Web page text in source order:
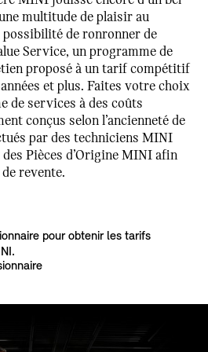
multitude de plaisir au
de ronronner de
Service, un programme de
proposé à un tarif compétitif
et plus. Faites votre choix
de services à des coûts
conçus selon l’ancienneté de
par des techniciens MINI
Pièces d’Origine MINI afin
revente.
pour obtenir les tarifs